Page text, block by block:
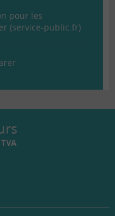
pour les
(service-public.fr)